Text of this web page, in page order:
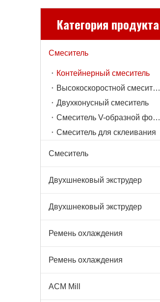
Категория продукта
Смеситель
Контейнерный смеситель
Высокоскоростной смеситель
Двухконусный смеситель
Смеситель V-образной формы
Смеситель для склеивания
Смеситель
Двухшнековый экструдер
Двухшнековый экструдер
Ремень охлаждения
Ремень охлаждения
ACM Mill